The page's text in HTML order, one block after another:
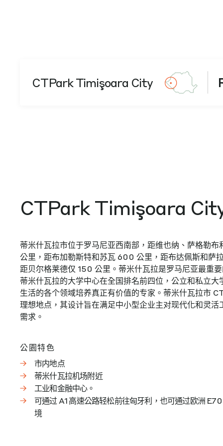
CTPark Timişoara City
CTPark Timişoara
蒂米什瓦拉市位于罗马尼亚西南部，距维也纳、萨格勒
公里，距布加勒斯特和苏瓦 600 公里，距布达佩斯和萨
距贝尔格莱德仅 150 公里。蒂米什瓦拉是罗马尼亚最重
蒂米什瓦拉的大学中心在全国排名前四位，公立和私立大
生活的各个领域培养真正有价值的专家。蒂米什瓦拉市
理想地点，其设计旨在满足中小型企业主对现代化和灵活
需求。
公園特色
市内地点
蒂米什瓦拉机场附近
工业和金融中心。
可通过 A1 高速公路轻松前往匈牙利，也可通过欧洲
境